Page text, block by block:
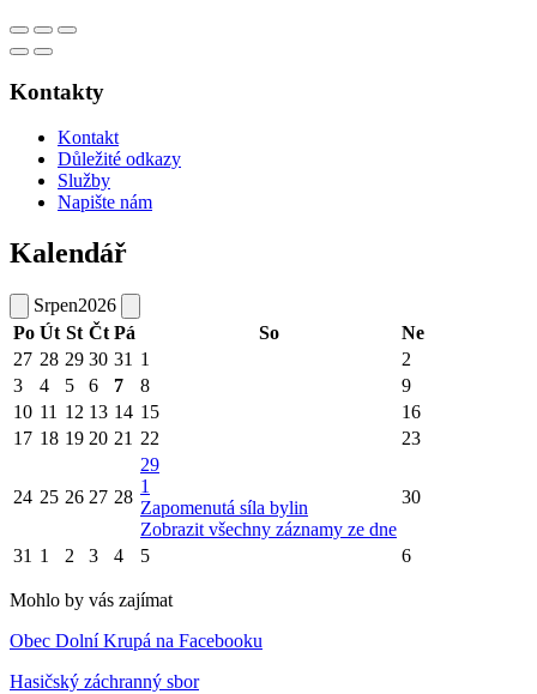
Kontakty
Kontakt
Důležité odkazy
Služby
Napište nám
Kalendář
Srpen2026
Po Út St Čt Pá So
Ne
27 28 29 30 31 1
2
3
4 5 6 7 8
9
10 11 12 13 14 15
16
17 18 19 20 21 22 23
24 25 26 27 28
29
1
Zapomenutá síla bylin
Zobrazit všechny záznamy ze dne
30
31 1 2 3 4 5 6
Mohlo by vás zajímat
Obec Dolní Krupá na Facebooku
Hasičský záchranný sbor